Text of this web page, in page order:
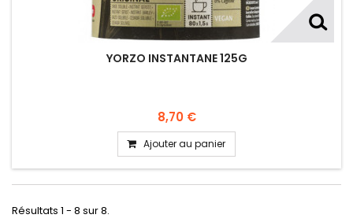
YORZO INSTANTANE 125G
8,70 €
Ajouter au panier
Résultats 1 - 8 sur 8.